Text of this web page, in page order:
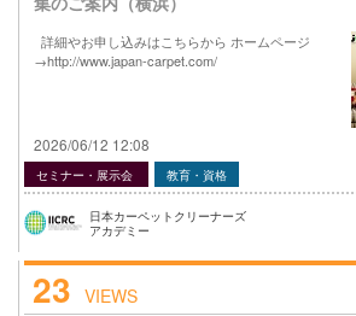
詳細やお申し込みはこちらから ホームページ
→http://www.japan-carpet.com/
2026/06/12 12:08
セミナー・展示会 教育・資格
日本カーペットクリーナーズ
アカデミー
23 VIEWS